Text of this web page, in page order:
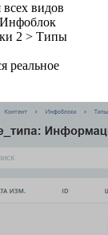
всех видов
Инфоблок
2 > Типы
реальное